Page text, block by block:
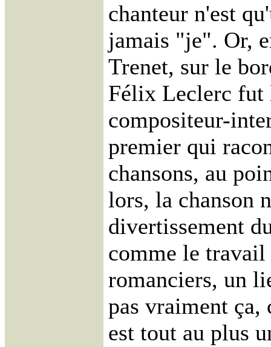
chanteur n'est
jamais "je". Or,
Trenet, sur le
Félix Leclerc fut
compositeur-
premier qui
chansons, au
lors, la chanson
divertissement
comme le travail
romanciers, un
pas vraiment ça,
est tout au plus